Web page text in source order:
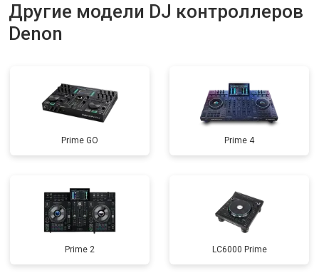
Другие модели DJ контроллеров
Denon
Prime GO Prime 4
Prime 2 LC6000 Prime